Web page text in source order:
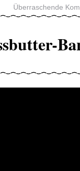
Überraschende